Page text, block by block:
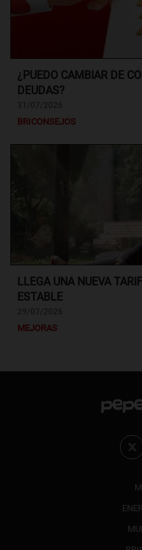
¿PUEDO CAMBIAR DE
DEUDAS?
BRICONSEJOS
LLEGA UNA NUEVA
ESTABLE
MEJORAS